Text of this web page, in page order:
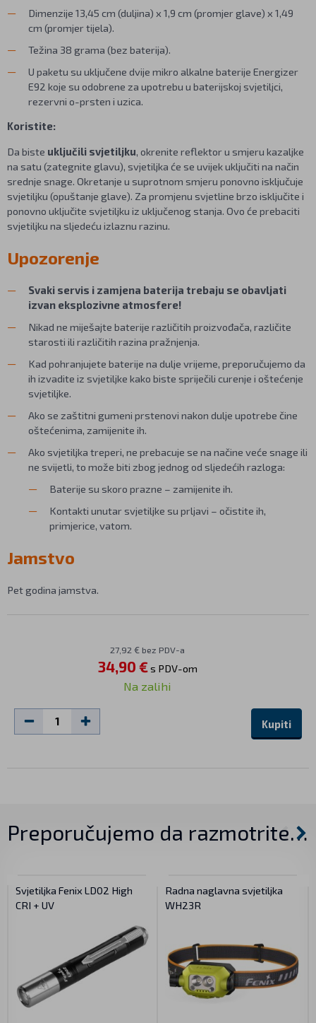
Dimenzije 13,45 cm (duljina) x 1,9 cm (promjer glave) x 1,49
cm (promjer tijela).
Težina 38 grama (bez baterija).
U paketu su uključene dvije mikro alkalne baterije Energizer
E92 koje su odobrene za upotrebu u baterijskoj svjetiljci,
rezervni o-prsten i uzica.
Koristite:
Da biste uključili svjetiljku, okrenite reflektor u smjeru kazaljke
na satu (zategnite glavu), svjetiljka će se uvijek uključiti na način
srednje snage. Okretanje u suprotnom smjeru ponovno isključuje
svjetiljku (opuštanje glave). Za promjenu svjetline brzo isključite i
ponovno uključite svjetiljku iz uključenog stanja. Ovo će prebaciti
svjetiljku na sljedeću izlaznu razinu.
Upozorenje
Svaki servis i zamjena baterija trebaju se obavljati
izvan eksplozivne atmosfere!
Nikad ne miješajte baterije različitih proizvođača, različite
starosti ili različitih razina pražnjenja.
Kad pohranjujete baterije na dulje vrijeme, preporučujemo da
ih izvadite iz svjetiljke kako biste spriječili curenje i oštećenje
svjetiljke.
Ako se zaštitni gumeni prstenovi nakon dulje upotrebe čine
oštećenima, zamijenite ih.
Ako svjetiljka treperi, ne prebacuje se na načine veće snage ili
ne svijetli, to može biti zbog jednog od sljedećih razloga:
Baterije su skoro prazne – zamijenite ih.
Kontakti unutar svjetiljke su prljavi – očistite ih,
primjerice, vatom.
Jamstvo
Pet godina jamstva.
27,92 € bez PDV-a
34,90 €s PDV-om
Na zalihi
Kupiti
Preporučujemo da razmotrite…
Svjetiljka Fenix LD02 High
CRI + UV
Radna naglavna svjetiljka
WH23R